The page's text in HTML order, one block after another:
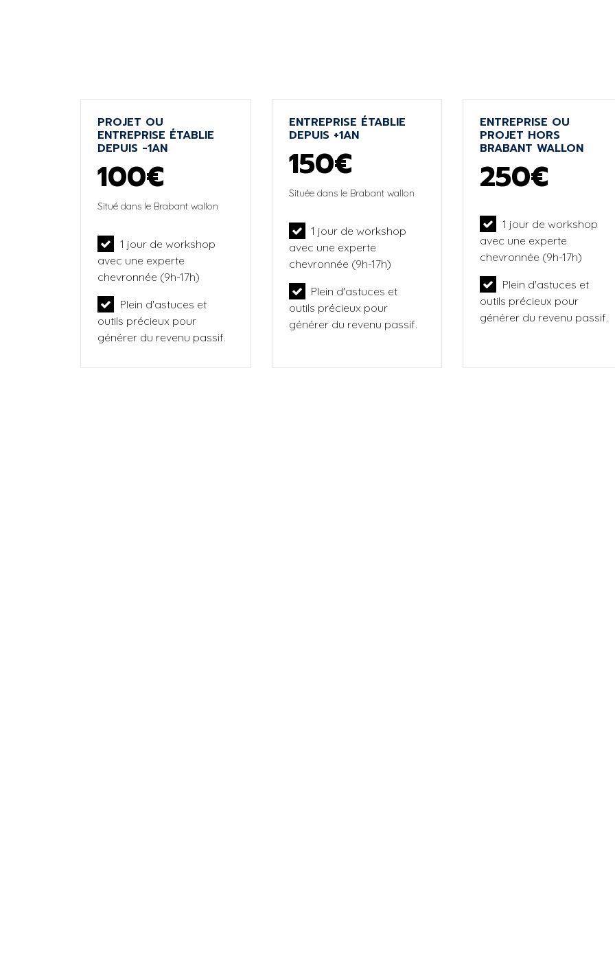
PROJET OU
ENTREPRISE ÉTABLIE
DEPUIS -1AN
100€
Situé dans le Brabant wallon
1 jour de workshop
avec une experte
chevronnée (9h-17h)
Plein d'astuces et
outils précieux pour
générer du revenu passif.
ENTREPRISE ÉTABLIE
DEPUIS +1AN
150€
Située dans le Brabant wallon
1 jour de workshop
avec une experte
chevronnée (9h-17h)
Plein d'astuces et
outils précieux pour
générer du revenu passif.
ENTREPRISE OU
PROJET HORS
BRABANT WALLON
250€
1 jour de workshop
avec une experte
chevronnée (9h-17h)
Plein d'astuces et
outils précieux pour
générer du revenu passif.